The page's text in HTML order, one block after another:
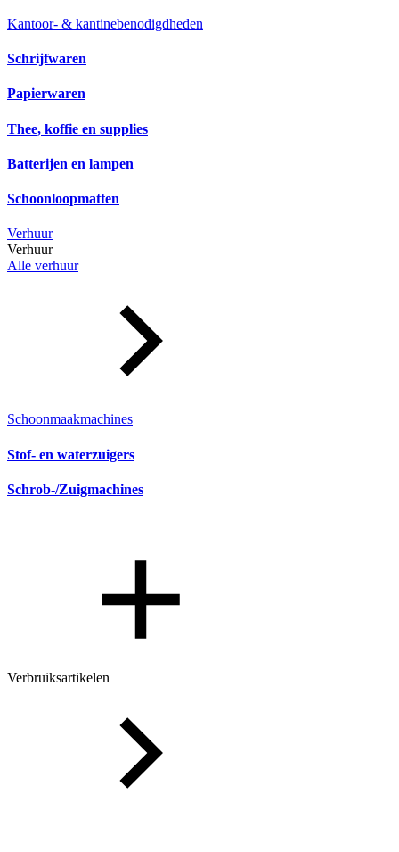
Kantoor- & kantinebenodigdheden
Schrijfwaren
Papierwaren
Thee, koffie en supplies
Batterijen en lampen
Schoonloopmatten
Verhuur
Verhuur
Alle verhuur
Schoonmaakmachines
Stof- en waterzuigers
Schrob-/Zuigmachines
Verbruiksartikelen